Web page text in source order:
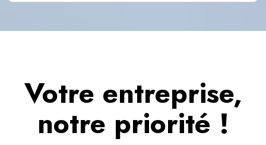
Votre entreprise,
notre priorité !